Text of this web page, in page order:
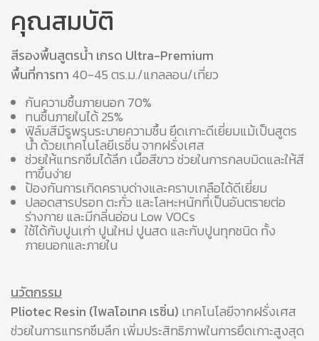
คุณสมบัติ
สีรองพื้นสูตรน้ำ เกรด Ultra-Premium
พื้นที่การทา 40-45 ตร.ม./แกลลอน/เที่ยว
กันความชื้นภายนอก 70%
ทนชื้นภายในได้ 25%
ฟิล์มสีมีรูพรุนระบายความชื้น ยึดเกาะดีเยี่ยมแม้เป็นสูตร
น้ำ ด้วยเทคโนโลยีเรซิ่น จากฝรั่งเศส
ช่วยให้แทรกซึมได้ลึก เนื้อสีขาว ช่วยในการกลบมิดและให้สี
ทาขึ้นง่าย
ป้องกันการเกิดคราบด่างและคราบเกลือได้ดีเยี่ยม
ปลอดสารปรอท ตะกั่ว และโลหะหนักที่เป็นอันตรายต่อ
ร่างกาย และมีกลิ่นอ่อน Low VOCs
ใช้ได้กับปูนเก่า ปูนใหม่ ปูนสด และกับปูนทุกชนิด ทั้ง
ภายนอกและภายใน
นวัตกรรม
Pliotec Resin (ไพลโอเทค เรซิ่น) เทคโนโลยีจากฝรั่งเศส
ช่วยในการแทรกซึมลึก เพิ่มประสิทธิภาพในการยึดเกาะสูงสุด